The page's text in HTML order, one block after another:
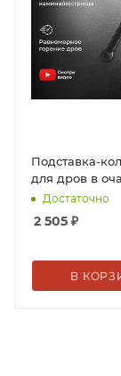
Подставка-
для дров в
Достаточно
2 505 ₽
В